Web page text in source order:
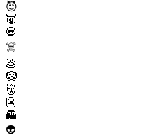
😈
👿
💀
☠️
💩
🤡
👹
👺
👻
👽